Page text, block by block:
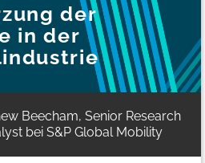
der
in der
Beecham, Senior Research
bei S&P Global Mobility